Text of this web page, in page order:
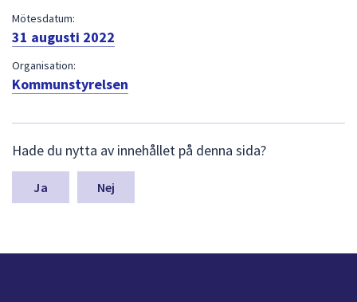
Mötesdatum:
31 augusti 2022
Organisation:
Kommunstyrelsen
ä
m
a
n
Hade du nytta av innehållet på denna sida?
Nej